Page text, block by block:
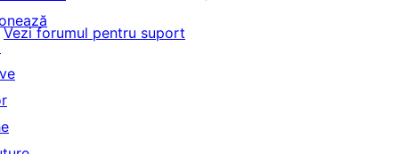
Vezi forumul pentru suport